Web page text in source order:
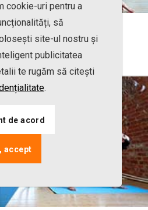
cookie-uri pentru a
să
site-ul nostru și
publicitatea
te rugăm să citești
.
de acord
accept